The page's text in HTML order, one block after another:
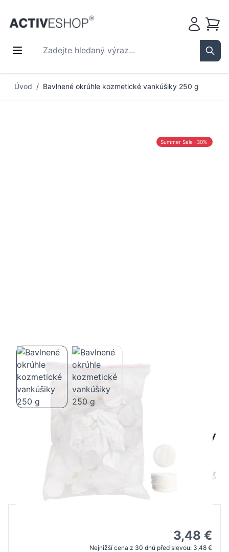
Zadejte hledaný výraz...
Košík
Úvod / Bavlnené okrúhle kozmetické vankúšiky 250 g
Summer Sale -30%
Bavlnené okrúhle kozmetické vankúšiky
B2B cena Maloobchodní cena
3,48 €
Nejnižší cena z 30 dnů před slevou: 3,48 €